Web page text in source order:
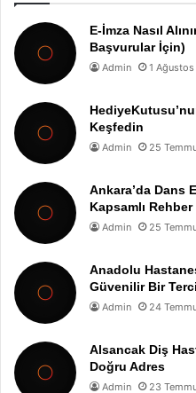
E-İmza Nasıl
Başvurular İçin)
Admin 1
Keşfedin
Admin 25
Ankara’da Dans
Kapsamlı Rehber
Admin 25
Anadolu
Güvenilir Bir
Admin 24
Alsancak Diş
Doğru Adres
Admin 23